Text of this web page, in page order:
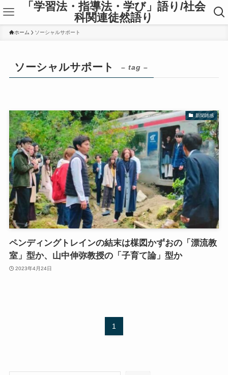
「学習法・指導法・学び」語り/社会
科関連徒然語り
ホーム ソーシャルサポート
ソーシャルサポート – tag –
新聞雑感
ペンディングトレインの結末は楳図かずおの「漂流教
室」型か、山中伸弥教授の「子育て論」型か
2023年4月24日
1